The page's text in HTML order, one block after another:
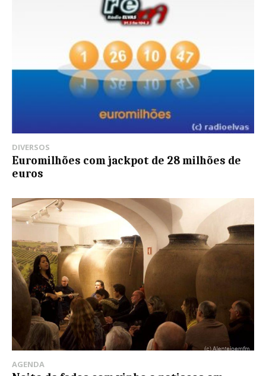
DIVERSOS
Euromilhões com jackpot de 28 milhões de
euros
AGENDA